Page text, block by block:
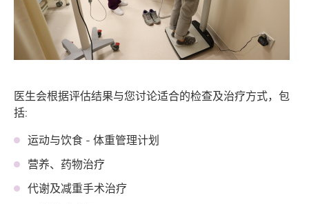
医生会根据评估结果与您讨论适合的检查及治疗方式，包
括:
运动与饮食 - 体重管理计划
营养、药物治疗
代谢及减重手术治疗